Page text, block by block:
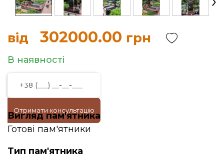
від 302000.00 грн
В наявності
Отримати консультацію
Вигляд пам'ятника
Готові пам'ятники
Тип пам'ятника